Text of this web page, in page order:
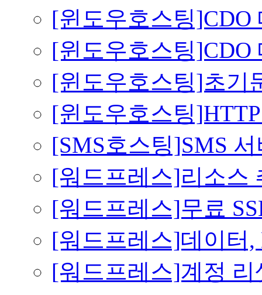
[윈도우호스팅]CDO
[윈도우호스팅]CDO
[윈도우호스팅]초기
[윈도우호스팅
[SMS호스팅]SMS
[워드프레스]리소스
[워드프레스]무료
[워드프레스]데이터,
[워드프레스]계정 리